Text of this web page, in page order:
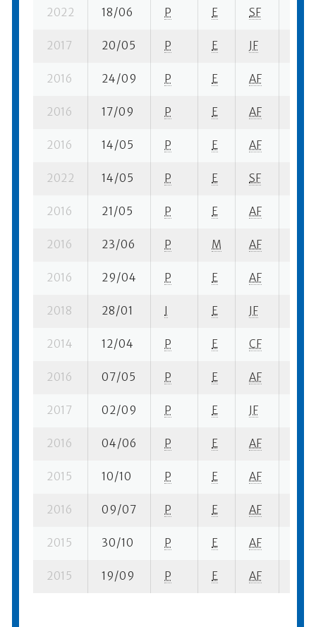
2022 18/06 P E SF
2017 20/05 P E JF
2016 24/09 P E AF
2016 17/09 P E AF
2016 14/05 P E AF
2022 14/05 P E SF
2016 21/05 P E AF
2016 23/06 P M AF
2016 29/04 P E AF
2018 28/01 I E JF
2014 12/04 P E CF
2016 07/05 P E AF
2017 02/09 P E JF
2016 04/06 P E AF
2015 10/10 P E AF
2016 09/07 P E AF
2015 30/10 P E AF
2015 19/09 P E AF